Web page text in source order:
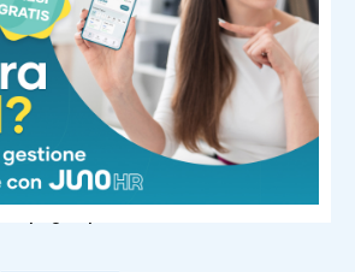
Cultura ed Eventi
Carmignano: AttivaMente cerca
volontari per nuovi corsi
Cultura ed Eventi
Natura Sì al fianco della prima
edizione del Prato Crime Festival: